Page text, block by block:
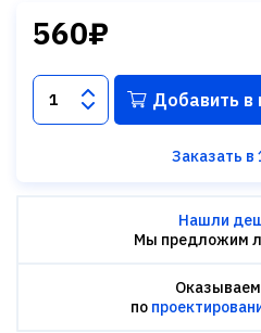
560₽
Добавить в
Заказать в
Нашли
Мы предложим
Оказываем
по